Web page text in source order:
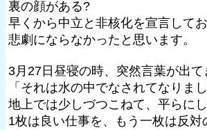
裏の顔がある?
早くから中立と非核化を宣言して
悲劇にならなかったと思います。
3月27日昼寝の時、突然言葉が出て
「それは水の中でなされてなりま
地上では少しづつこねて、平らに
1枚は良い仕事を、もう一枚は反